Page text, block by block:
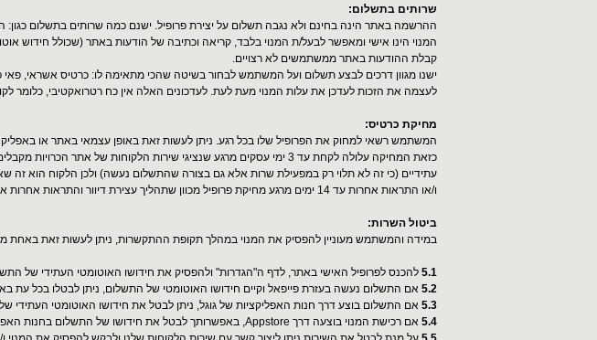
שרותים בתשלום:
ההרשמה באתר הינה בחינם ולא נגבה תשלום על יצירת פרופיל. ישנם כמה שרותים בתשלום
המנוי הינו אישי ומאפשר לבעל/ת המנוי בלבד, קריאה וכתיבה של הודעות באתר (שכולל חידוש
קבלת ההודעות באתר ממשתמשים לא רצויים.
ישנו מגוון דרכים לבצע תשלום ועל המשתמש לבחור בשיטה שהכי מתאימה לו: כרטיס אשראי,
לעצמה את הזכות לעדכן את עלות המנוי מעת לעת. לעדכונים האלה אין כח רטרואקטיבי, כלומר
מחיקת כרטיס:
המשתמש רשאי למחוק את הפרופיל שלו בכל רגע. ניתן לעשות זאת באופן עצמאי באתר או
כזאת המחיקה עלולה לקחת עד 3 ימי עסקים מרגע שנציגי שירות הלקוחות
עתידיים (כי זה לא תלוי רק במפעילת שרות אלא גם בצורה שהתשלום נעשה) ולכן הלקוח הוא זה
ו/או התראות אחרות עד 14 ימים מרגע מחיקת פרופיל מכוון שתהליך עצירת דיוור והתראות אחרות אינו מיידי.
ביטול השרות:
במידה והמשתמש מעוניין להפסיק את המנוי במהלך תקופת ההתקשרות, ניתן לעשות זאת באחת
5.1 להכנס לפרופיל האישי באתר, לדף ה"הגדרות" ולהפסיק את חידושו האוטומטי העתידי של
5.2 אם התשלום נעשה בעזרת פייפאל וקיים חידושו האוטומטי של התשלום, ניתן לבטלו בכל עת
5.3 אם התשלום בוצע דרך חנות האפליקציות של גוגל, ניתן לבטל את חידושו האוטומטי העתידי
5.4 אם רכישת המנוי בוצעה דרך Appstore, באפשרותך לבטל את חידושו של התשלום בחנות האפליקציות שלך ב-Appstore שלך בלבד.